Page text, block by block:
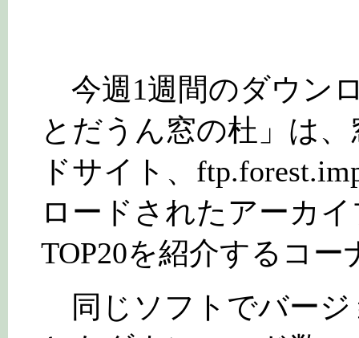
今週1週間のダウン
とだうん窓の杜」は
ドサイト、
ロードされたアーカ
TOP20を紹介するコー
同じソフトでバージ